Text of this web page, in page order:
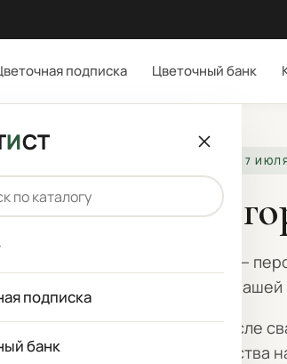
подписка Цветочный банк
ИСТ
подписка
банк
ЦВЕТОЧНЫЙ БАНК · СВАДЬБА · 7
банк
цветов Букетист, а это —
«Цветочного банка»
найдёте форму оплаты. После
все собранные средства